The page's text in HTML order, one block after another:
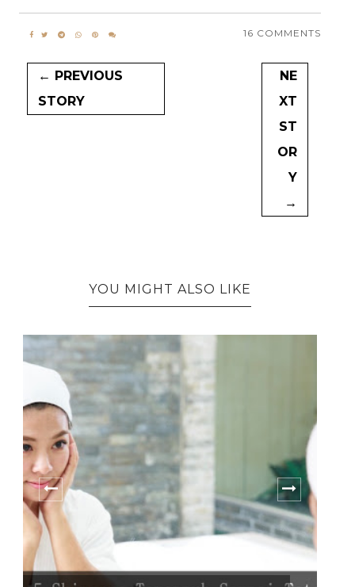
16 COMMENTS
← PREVIOUS
STORY
NE
XT
ST
OR
Y
→
YOU MIGHT ALSO LIKE